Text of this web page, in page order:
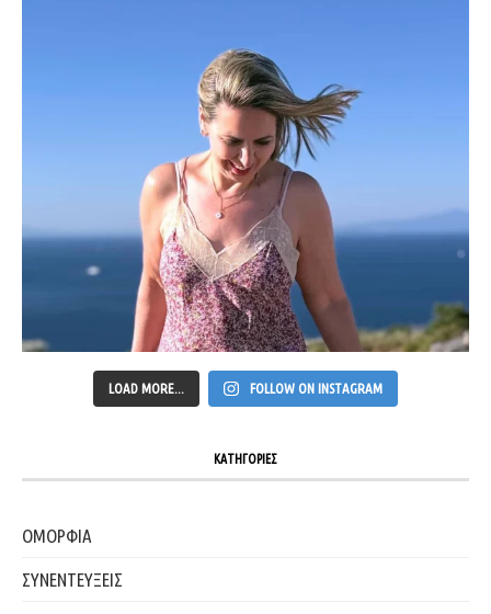
LOAD MORE... FOLLOW ON INSTAGRAM
ΚΑΤΗΓΟΡΙΕΣ
ΟΜΟΡΦΙΑ
ΣΥΝΕΝΤΕΥΞΕΙΣ